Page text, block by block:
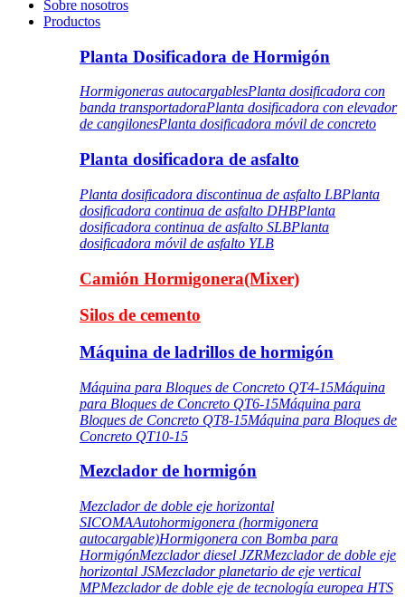
Sobre nosotros
Productos
Planta Dosificadora de Hormigón
Hormigoneras autocargablesPlanta dosificadora con
banda transportadoraPlanta dosificadora con elevador
de cangilonesPlanta dosificadora móvil de concreto
Planta dosificadora de asfalto
Planta dosificadora discontinua de asfalto LBPlanta
dosificadora continua de asfalto DHBPlanta
dosificadora continua de asfalto SLBPlanta
dosificadora móvil de asfalto YLB
Camión Hormigonera(Mixer)
Silos de cemento
Máquina de ladrillos de hormigón
Máquina para Bloques de Concreto QT4-15Máquina
para Bloques de Concreto QT6-15Máquina para
Bloques de Concreto QT8-15Máquina para Bloques de
Concreto QT10-15
Mezclador de hormigón
Mezclador de doble eje horizontal
SICOMAAutohormigonera (hormigonera
autocargable)Hormigonera con Bomba para
HormigónMezclador diesel JZRMezclador de doble eje
horizontal JSMezclador planetario de eje vertical
MPMezclador de doble eje de tecnología europea HTS